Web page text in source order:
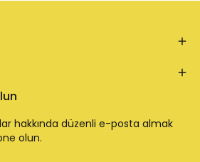
hakkında düzenli e-posta almak
olun.